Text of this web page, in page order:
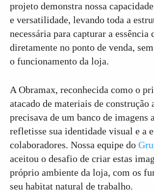
projeto demonstra nossa
e versatilidade, levando toda a
necessária para capturar a essência
diretamente no ponto de venda,
o funcionamento da loja.
A Obramax, reconhecida como o
atacado de materiais de construção
precisava de um banco de imagens
refletisse sua identidade visual e a
colaboradores. Nossa equipe do
aceitou o desafio de criar estas
próprio ambiente da loja, com os
seu habitat natural de trabalho.